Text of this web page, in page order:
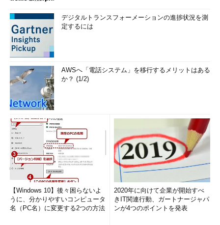
デジタルトランスフォーメーションの進捗状況を測
定するには
AWSへ「電話システム」を移行するメリットはある
か？ (1/2)
【Windows 10】後々困らないよ
うに、分かりやすいコンピュータ
名（PC名）に変更する2つの方法
2020年に向けて企業が開始すべ
きIT関連行動、ガートナージャパ
ンが4つのポイントを発表